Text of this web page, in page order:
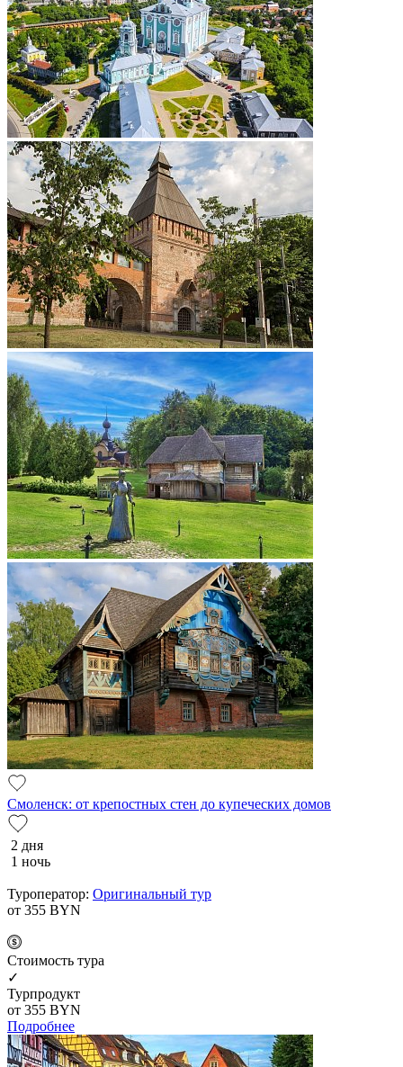
Смоленск: от крепостных стен до купеческих домов
2 дня
1 ночь
Туроператор: Оригинальный тур
от 355 BYN
Cтоимость тура
✓
Турпродукт
от 355 BYN
Подробнее